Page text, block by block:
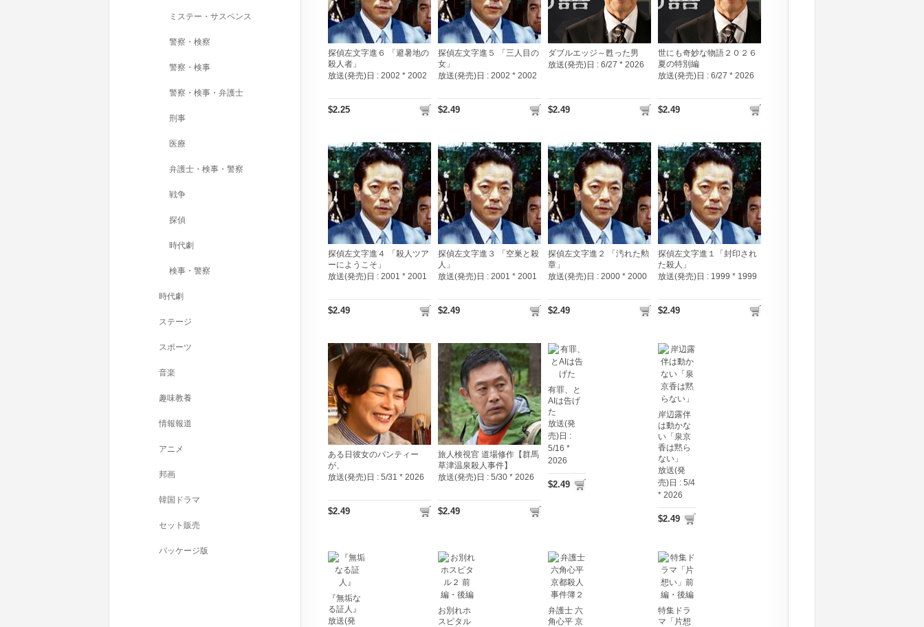
探偵左文字進６ 「避暑地の
殺人者」
放送(発売)日 : 2002 * 2002
$2.25
探偵左文字進５ 「三人目の
女」
放送(発売)日 : 2002 * 2002
$2.49
ダブルエッジ～甦った男
放送(発売)日 : 6/27 * 2026
$2.49
世にも奇妙な物語２０２６
夏の特別編
放送(発売)日 : 6/27 * 2026
$2.49
探偵左文字進４ 「殺人ツア
ーにようこそ」
放送(発売)日 : 2001 * 2001
$2.49
探偵左文字進３ 「空巣と殺
人」
放送(発売)日 : 2001 * 2001
$2.49
探偵左文字進２ 「汚れた勲
章」
放送(発売)日 : 2000 * 2000
$2.49
探偵左文字進１「封印され
た殺人」
放送(発売)日 : 1999 * 1999
$2.49
ある日彼女のパンティー
が、
放送(発売)日 : 5/31 * 2026
$2.49
旅人検視官 道場修作【群馬
草津温泉殺人事件】
放送(発売)日 : 5/30 * 2026
$2.49
有罪、と
AIは告げ
た
放送(発
売)日 :
5/16 *
2026
$2.49
岸辺露伴
は動かな
い「泉京
香は黙ら
ない」
放送(発
売)日 : 5/4
* 2026
$2.49
『無垢な
る証人』
放送(発
お別れホ
スピタル
弁護士 六
角心平 京
特集ドラ
マ「片想
ミステー・サスペンス
警察・検察
警察・検事
警察・検事・弁護士
刑事
医療
弁護士・検事・警察
戦争
探偵
時代劇
検事・警察
時代劇
ステージ
スポーツ
音楽
趣味教養
情報報道
アニメ
邦画
韓国ドラマ
セット販売
パッケージ版